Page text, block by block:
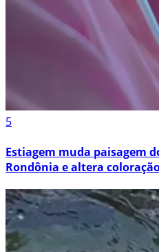
5
Estiagem muda paisagem
Rondônia e altera